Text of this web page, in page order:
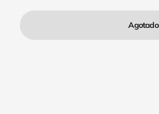
Agotado